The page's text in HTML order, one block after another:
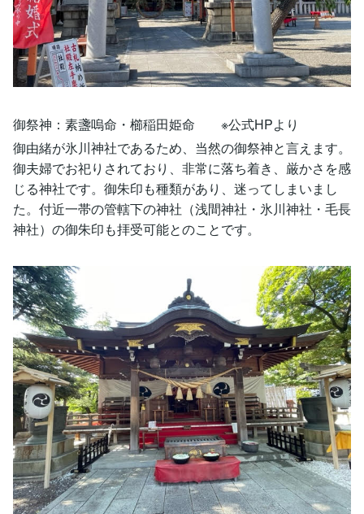
御祭神：素盞嗚命・櫛稲田姫命 ※公式HPより
御由緒が氷川神社であるため、当然の御祭神と言えます。
御夫婦でお祀りされており、非常に落ち着き、厳かさを感
じる神社です。御朱印も種類があり、迷ってしまいまし
た。付近一帯の管轄下の神社（浅間神社・氷川神社・毛長
神社）の御朱印も拝受可能とのことです。